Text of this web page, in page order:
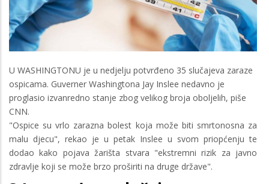
U WASHINGTONU je u nedjelju potvrđeno 35 slučajeva zaraze
ospicama. Guverner Washingtona Jay Inslee nedavno je
proglasio izvanredno stanje zbog velikog broja oboljelih, piše
CNN.
"Ospice su vrlo zarazna bolest koja može biti smrtonosna za
malu djecu", rekao je u petak Inslee u svom priopćenju te
dodao kako pojava žarišta stvara "ekstremni rizik za javno
zdravlje koji se može brzo proširiti na druge države".